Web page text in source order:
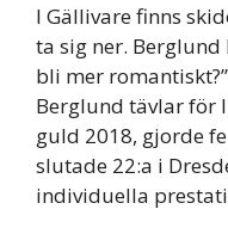
I Gällivare finns
ta sig ner.
bli mer
Berglund tävlar för
guld 2018, gjorde
slutade 22:a i
individuella